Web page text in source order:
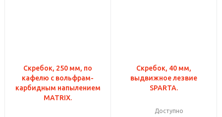
Скребок, 250 мм, по
кафелю с вольфрам-
карбидным напылением
MATRIX.
Скребок, 40 мм,
выдвижное лезвие
SPARTA.
Доступно